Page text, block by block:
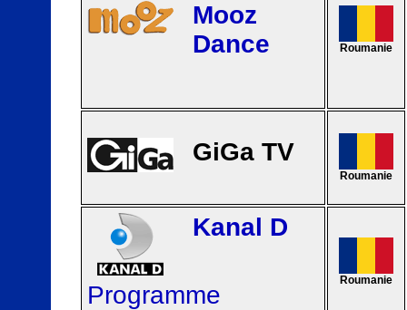
Mooz
Dance
Roumanie
GiGa TV
Roumanie
Kanal D
Programme
Roumanie